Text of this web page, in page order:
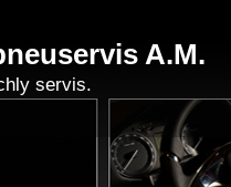
A.M.
servis.